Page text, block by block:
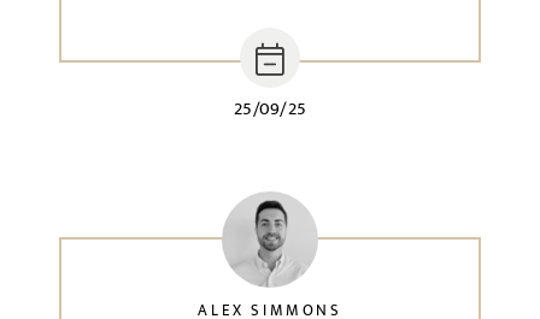
25/09/25
ALEX SIMMONS